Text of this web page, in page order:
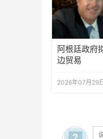
阿根廷政府
边贸易
2026年07月29日